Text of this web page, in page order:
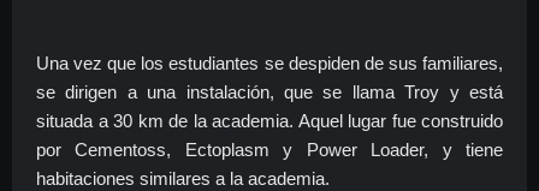
Una vez que los estudiantes se despiden de sus familiares,
se dirigen a una instalación, que se llama Troy y está
situada a 30 km de la academia. Aquel lugar fue construido
por Cementoss, Ectoplasm y Power Loader, y tiene
habitaciones similares a la academia.